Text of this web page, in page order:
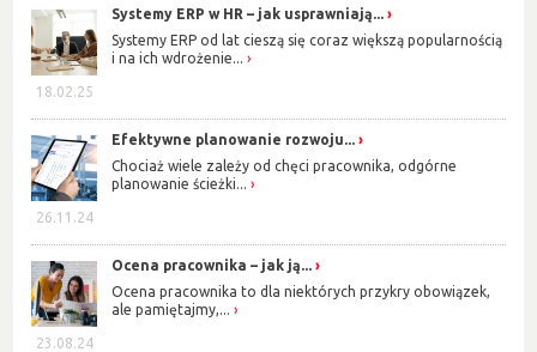
18.02.25
Systemy ERP w HR – jak usprawniają...
Systemy ERP od lat cieszą się coraz większą popularnością
i na ich wdrożenie...
26.11.24
Efektywne planowanie rozwoju...
Chociaż wiele zależy od chęci pracownika, odgórne
planowanie ścieżki...
23.08.24
Ocena pracownika – jak ją...
Ocena pracownika to dla niektórych przykry obowiązek,
ale pamiętajmy,...